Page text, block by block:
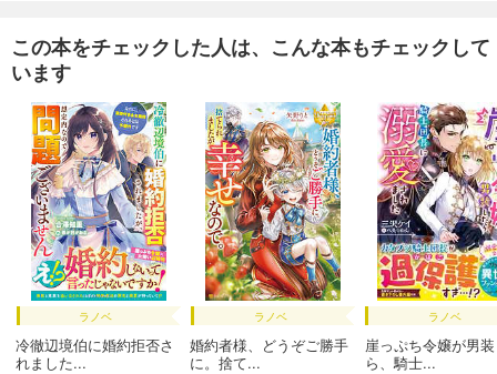
この本をチェックした人は、こんな本もチェックして
います
ラノベ
冷徹辺境伯に婚約拒否さ
れました...
ラノベ
婚約者様、どうぞご勝手
に。捨て...
ラノベ
崖っぷち令嬢が男
ら、騎士...